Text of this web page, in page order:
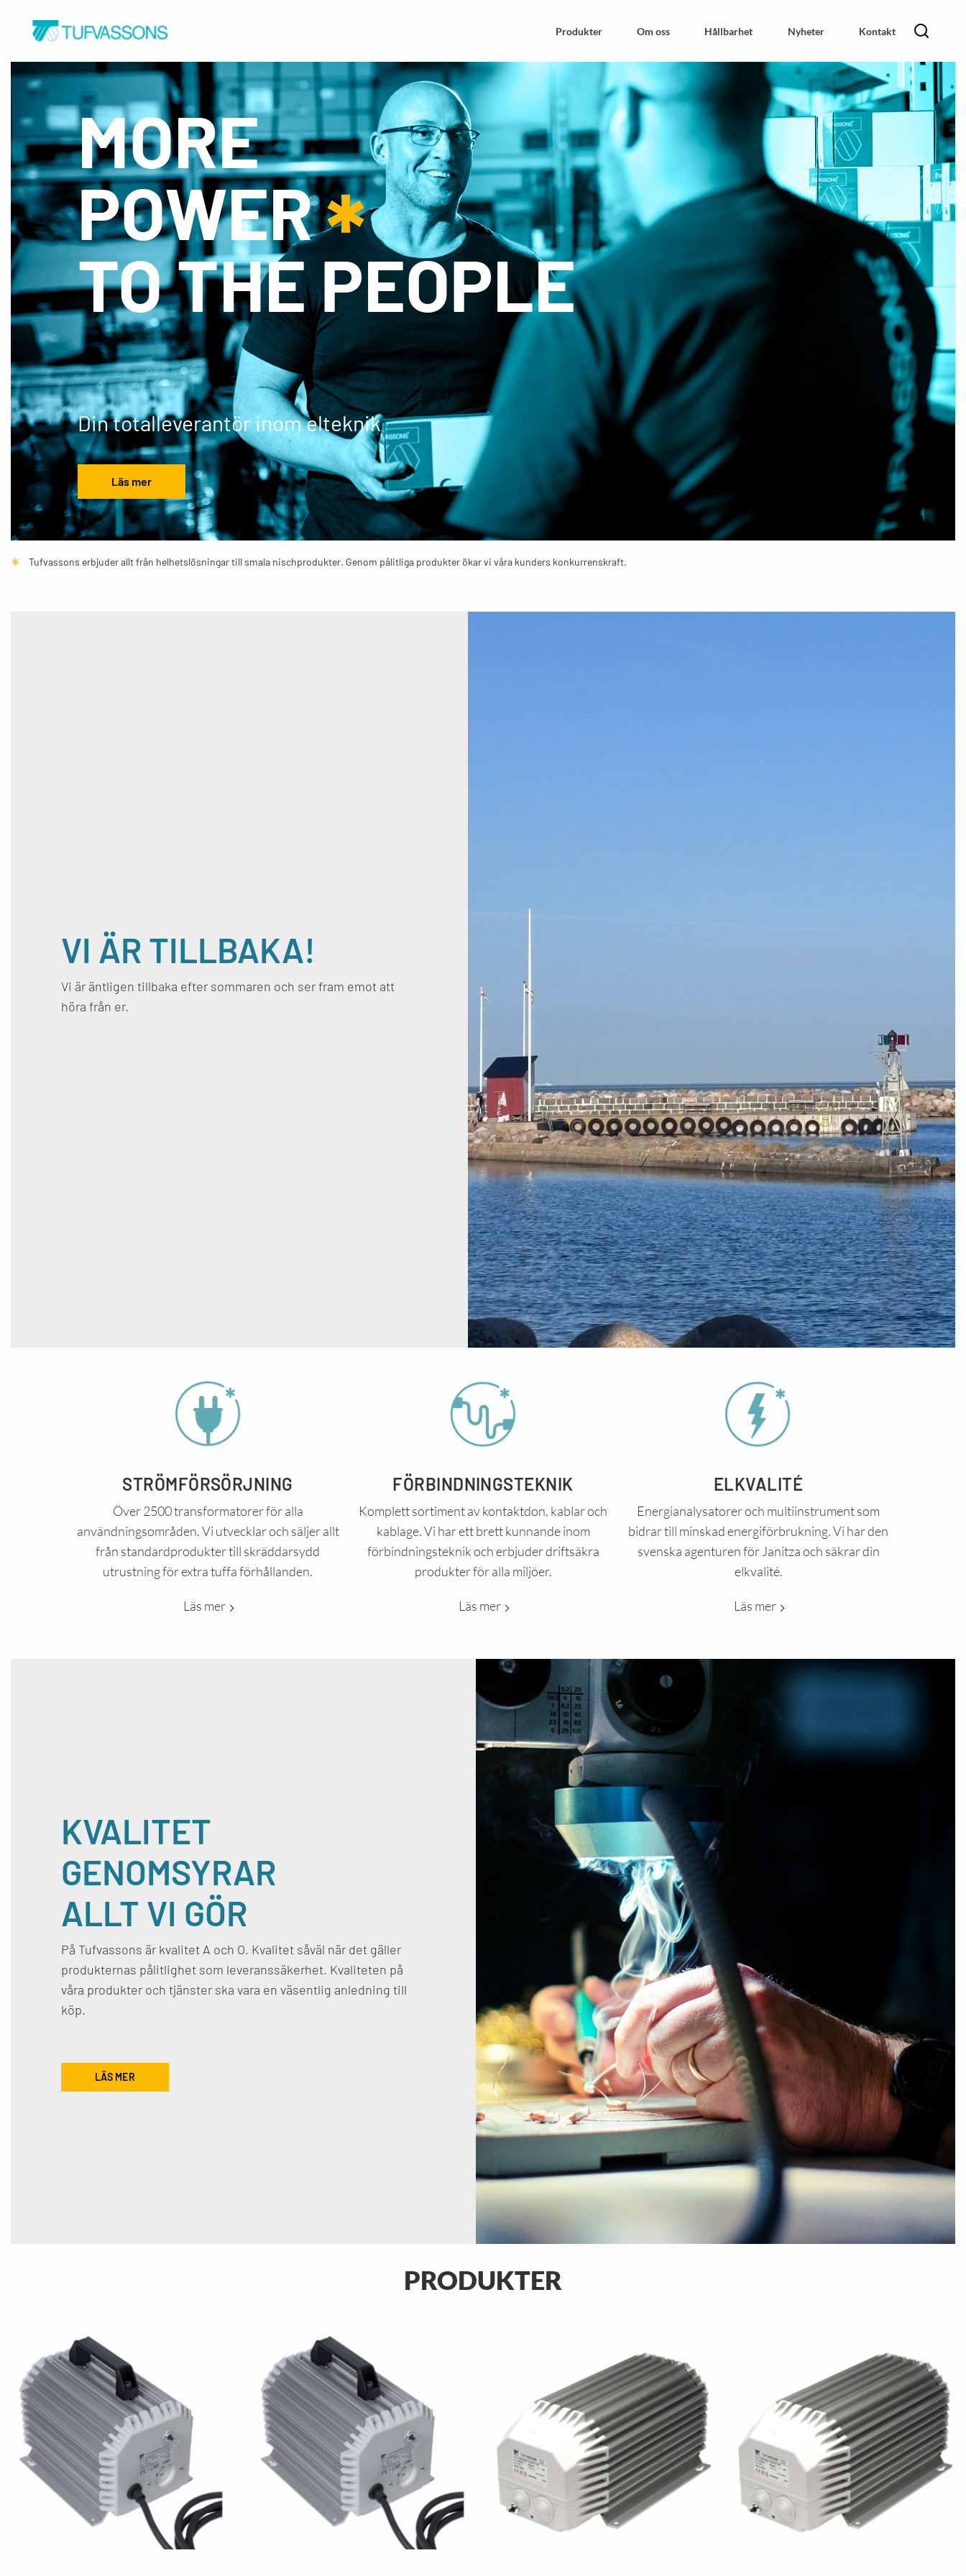
Produkter
STRÖMFÖRSÖRJNING
1-Fas
3-Fas
Vridtrafo
FÖRBINDNINGSTEKNIK
Kabel
Kontaktdon
ELKVALITÉ
Analoga Mätare
Elkvalité
Multiinstrument
Strömtrafo
Om oss Hållbarhet Nyheter Kontakt
MORE
POWER
TO THE PEOPLE
Din totalleverantör inom elteknik
Läs mer
Tufvassons erbjuder allt från helhetslösningar till smala nischprodukter. Genom pålitliga produkter ökar vi våra kunders konkurrenskraft.
VI ÄR TILLBAKA!
Vi är äntligen tillbaka efter sommaren och ser fram emot att
höra från er.
STRÖMFÖRSÖRJNING
Över 2500 transformatorer för alla
användningsområden. Vi utvecklar och säljer allt
från standardprodukter till skräddarsydd
utrustning för extra tuffa förhållanden.
Läs mer
FÖRBINDNINGSTEKNIK
Komplett sortiment av kontaktdon, kablar och
kablage. Vi har ett brett kunnande inom
förbindningsteknik och erbjuder driftsäkra
produkter för alla miljöer.
Läs mer
ELKVALITÉ
Energianalysatorer och multiinstrument som
bidrar till minskad energiförbrukning. Vi har den
svenska agenturen för Janitza och säkrar din
elkvalité.
Läs mer
KVALITET
GENOMSYRAR
ALLT VI GÖR
På Tufvassons är kvalitet A och O. Kvalitet såväl när det gäller
produkternas pålitlighet som leveranssäkerhet. Kvaliteten på
våra produkter och tjänster ska vara en väsentlig anledning till
köp.
LÄS MER
PRODUKTER